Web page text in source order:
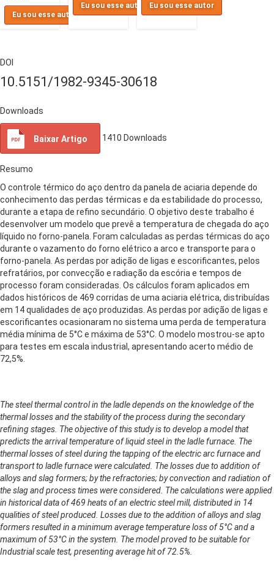
Eu sou esse autor
Eu sou esse autor Eu sou esse autor
DOI
10.5151/1982-9345-30618
Downloads
Baixar Artigo 1410 Downloads
Resumo
O controle térmico do aço dentro da panela de aciaria depende do
conhecimento das perdas térmicas e da estabilidade do processo,
durante a etapa de refino secundário. O objetivo deste trabalho é
desenvolver um modelo que prevê a temperatura de chegada do aço
líquido no forno-panela. Foram calculadas as perdas térmicas do aço
durante o vazamento do forno elétrico a arco e transporte para o
forno-panela. As perdas por adição de ligas e escorificantes, pelos
refratários, por convecção e radiação da escória e tempos de
processo foram consideradas. Os cálculos foram aplicados em
dados históricos de 469 corridas de uma aciaria elétrica, distribuídas
em 14 qualidades de aço produzidas. As perdas por adição de ligas e
escorificantes ocasionaram no sistema uma perda de temperatura
média mínima de 5°C e máxima de 53°C. O modelo mostrou-se apto
para testes em escala industrial, apresentando acerto médio de
72,5%.
The steel thermal control in the ladle depends on the knowledge of the
thermal losses and the stability of the process during the secondary
refining stages. The objective of this study is to develop a model that
predicts the arrival temperature of liquid steel in the ladle furnace. The
thermal losses of steel during the tapping of the electric arc furnace and
transport to ladle furnace were calculated. The losses due to addition of
alloys and slag formers; by the refractories; by convection and radiation of
the slag and process times were considered. The calculations were applied
in historical data of 469 heats of an electric steel mill, distributed in 14
qualities of steel produced. Losses due to the addition of alloys and slag
formers resulted in a minimum average temperature loss of 5°C and a
maximum of 53°C in the system. The model proved to be suitable for
Industrial scale test, presenting average hit of 72.5%.